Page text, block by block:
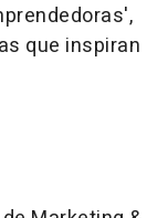
que inspiran